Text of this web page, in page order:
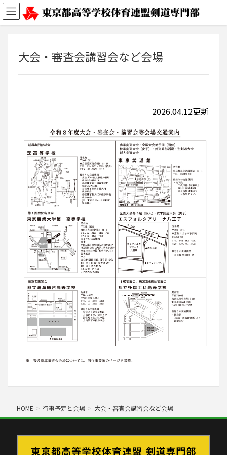
大会・審査会講習会など会場
2026.04.12更新
HOME 行事予定と会場 大会・審査会講習会など会場